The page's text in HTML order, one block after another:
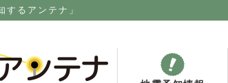
するアンテナ」